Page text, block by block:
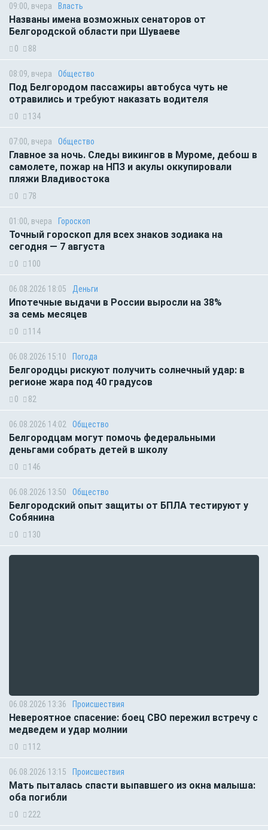
09:00, вчера Власть
Названы имена возможных сенаторов от
Белгородской области при Шуваеве
0 88
08:09, вчера Общество
Под Белгородом пассажиры автобуса чуть не
отравились и требуют наказать водителя
0 134
07:00, вчера Общество
Главное за ночь. Следы викингов в Муроме, дебош в
самолете, пожар на НПЗ и акулы оккупировали
пляжи Владивостока
0 78
01:00, вчера Гороскоп
Точный гороскоп для всех знаков зодиака на
сегодня — 7 августа
0 100
06.08.2026 18:05 Деньги
Ипотечные выдачи в России выросли на 38%
за семь месяцев
0 114
06.08.2026 15:10 Погода
Белгородцы рискуют получить солнечный удар: в
регионе жара под 40 градусов
0 82
06.08.2026 14:02 Общество
Белгородцам могут помочь федеральными
деньгами собрать детей в школу
0 146
06.08.2026 13:50 Общество
Белгородский опыт защиты от БПЛА тестируют у
Собянина
0 130
06.08.2026 13:36 Происшествия
Невероятное спасение: боец СВО пережил встречу с
медведем и удар молнии
0 112
06.08.2026 13:15 Происшествия
Мать пыталась спасти выпавшего из окна малыша:
оба погибли
0 222